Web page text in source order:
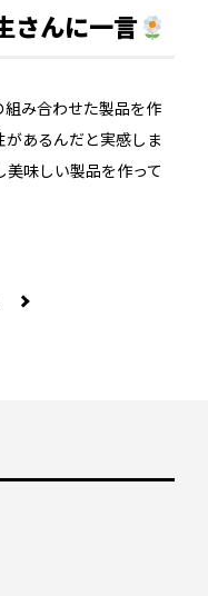
さんに一言
み合わせた製品を作
あるんだと実感しま
味しい製品を作って